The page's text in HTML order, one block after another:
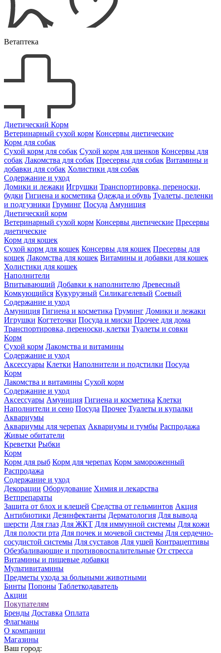
Ветаптека
Диетический Корм
Ветеринарный сухой корм Консервы диетические
Корм для собак
Сухой корм для собак Сухой корм для щенков Консервы для
собак Лакомства для собак Пресервы для собак Витамины и
добавки для собак Холистики для собак
Содержание и уход
Домики и лежаки Игрушки Транспортировка, переноски,
будки Гигиена и косметика Одежда и обувь Туалеты, пеленки
и подгузники Груминг Посуда Амуниция
Диетический корм
Ветеринарный сухой корм Консервы диетические Пресервы
диетические
Корм для кошек
Сухой корм для кошек Консервы для кошек Пресервы для
кошек Лакомства для кошек Витамины и добавки для кошек
Холистики для кошек
Наполнители
Впитывающий Добавки к наполнителю Древесный
Комкующийся Кукурузный Силикагелевый Соевый
Содержание и уход
Амуниция Гигиена и косметика Груминг Домики и лежаки
Игрушки Когтеточки Посуда и миски Прочее для дома
Транспортировка, переноски, клетки Туалеты и совки
Корм
Сухой корм Лакомства и витамины
Содержание и уход
Аксессуары Клетки Наполнители и подстилки Посуда
Корм
Лакомства и витамины Сухой корм
Содержание и уход
Аксессуары Амуниция Гигиена и косметика Клетки
Наполнители и сено Посуда Прочее Туалеты и купалки
Аквариумы
Аквариумы для черепах Аквариумы и тумбы Распродажа
Живые обитатели
Креветки Рыбки
Корм
Корм для рыб Корм для черепах Корм замороженный
Распродажа
Содержание и уход
Декорации Оборудование Химия и лекарства
Ветпрепараты
Защита от блох и клещей Средства от гельминтов Акция
Антибиотики Дезинфектанты Дерматология Для вывода
шерсти Для глаз Для ЖКТ Для иммунной системы Для кожи
Для полости рта Для почек и мочевой системы Для сердечно-
сосудистой системы Для суставов Для ушей Контрацептивы
Обезбаливающие и противовоспалительные От стресса
Витамины и пищевые добавки
Мультивитамины
Предметы ухода за больными животными
Бинты Попоны Таблеткодаватель
Акции
Покупателям
Бренды Доставка Оплата
Флагманы
О компании
Магазины
Ваш город: